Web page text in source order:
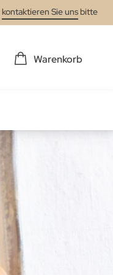
kontaktieren Sie uns bitte
Warenkorb